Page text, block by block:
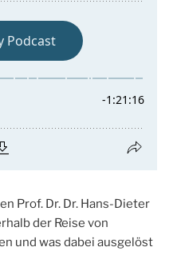
Prof. Dr. Dr. Hans-Dieter
der Reise von
und was dabei ausgelöst